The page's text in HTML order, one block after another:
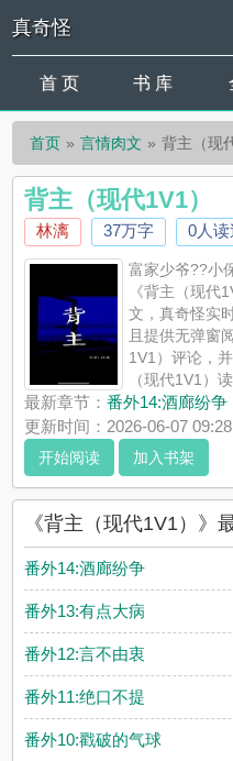
真奇怪
首 页 书 库
首页 言情肉文 背主（现
背主（现代1V1）
林漓 37万字 0人读
富家少爷??小
《背主（现代
文，真奇怪实
且提供无弹窗
1V1）评论，
（现代1V1）
最新章节：番外14:酒廊纷争
更新时间：2026-06-07
开始阅读 加入书架
《背主（现代1V1）》
番外14:酒廊纷争
番外13:有点大病
番外12:言不由衷
番外11:绝口不提
番外10:戳破的气球